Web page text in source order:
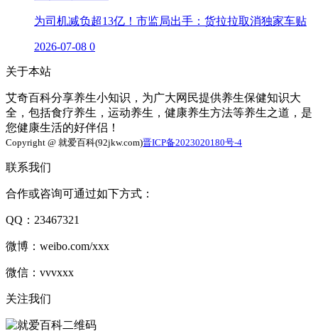
为司机减负超13亿！市监局出手：货拉拉取消独家车贴
2026-07-08 0
关于本站
艾奇百科分享养生小知识，为广大网民提供养生保健知识大
全，包括食疗养生，运动养生，健康养生方法等养生之道，是
您健康生活的好伴侣！
Copyright @ 就爱百科(92jkw.com)晋ICP备2023020180号-4
联系我们
合作或咨询可通过如下方式：
QQ：23467321
微博：weibo.com/xxx
微信：vvvxxx
关注我们